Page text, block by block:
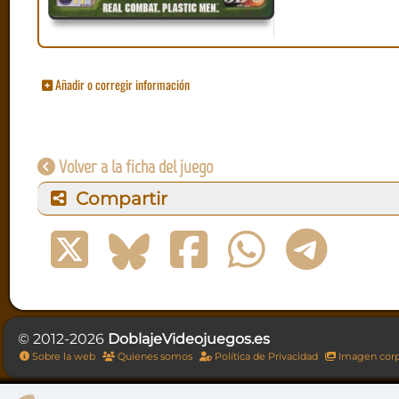
Añadir o corregir información
Volver a la ficha del juego
Compartir
© 2012-2026 DoblajeVideojuegos.es
Sobre la web Quienes somos Política de Privacidad Imagen